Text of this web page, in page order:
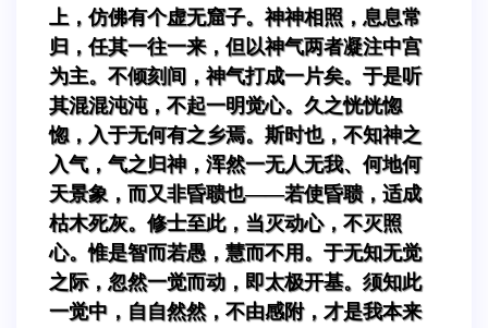
上，仿佛有个虚无窟子。神神相照，息息常
归，任其一往一来，但以神气两者凝注中宫
为主。不倾刻间，神气打成一片矣。于是听
其混混沌沌，不起一明觉心。久之恍恍惚
惚，入于无何有之乡焉。斯时也，不知神之
入气，气之归神，浑然一无人无我、何地何
天景象，而又非昏聩也——若使昏聩，适成
枯木死灰。修士至此，当灭动心，不灭照
心。惟是智而若愚，慧而不用。于无知无觉
之际，忽然一觉而动，即太极开基。须知此
一觉中，自自然然，不由感附，才是我本来